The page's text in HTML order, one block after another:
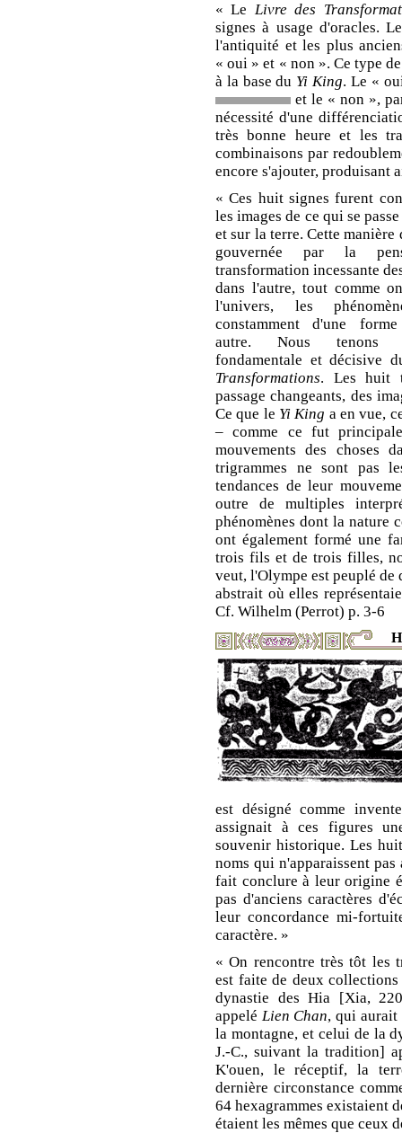
« Le Livre des
signes à usage d'oracles.
l'antiquité et les plus
« oui » et « non ». Ce type
à la base du Yi King. Le «
et le « non »,
nécessité d'une
très bonne heure et les
combinaisons par
encore s'ajouter, produisant
« Ces huit signes furent
les images de ce qui se
et sur la terre. Cette
gouvernée par la
transformation incessante
dans l'autre, tout comme
l'univers, les
constamment d'une
autre. Nous tenons
fondamentale et décisive
Transformations. Les huit
passage changeants, des
Ce que le Yi King a en vue,
– comme ce fut
mouvements des choses
trigrammes ne sont pas
tendances de leur
outre de multiples
phénomènes dont la nature
ont également formé une
trois fils et de trois filles,
veut, l'Olympe est peuplé de
abstrait où elles
Cf. Wilhelm (Perrot) p. 3-6
est désigné comme
assignait à ces figures
souvenir historique. Les
noms qui n'apparaissent
fait conclure à leur origine
pas d'anciens caractères
leur concordance mi-
caractère. »
« On rencontre très tôt les
est faite de deux
dynastie des Hia [Xia,
appelé Lien Chan, qui aurait
la montagne, et celui de la
J.-C., suivant la tradition]
K'ouen, le réceptif, la
dernière circonstance
64 hexagrammes existaient
étaient les mêmes que ceux